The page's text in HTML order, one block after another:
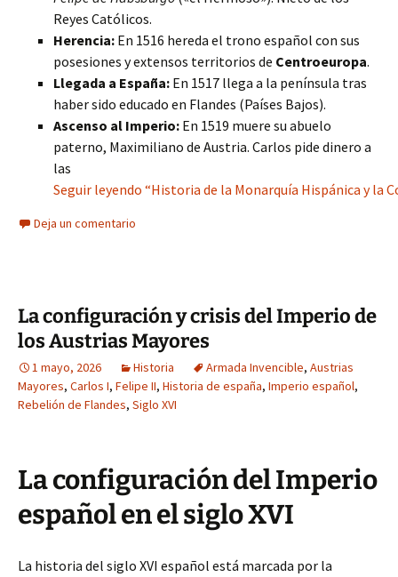
Reyes Católicos.
Herencia: En 1516 hereda el trono español con sus
posesiones y extensos territorios de Centroeuropa.
Llegada a España: En 1517 llega a la península tras
haber sido educado en Flandes (Países Bajos).
Ascenso al Imperio: En 1519 muere su abuelo
paterno, Maximiliano de Austria. Carlos pide dinero a
las
Seguir leyendo “Historia de la Monarquía Hispánica y la
Deja un comentario
La configuración y crisis del Imperio de
los Austrias Mayores
1 mayo, 2026 Historia Armada Invencible, Austrias
Mayores, Carlos I, Felipe II, Historia de españa, Imperio español,
Rebelión de Flandes, Siglo XVI
La configuración del Imperio
español en el siglo XVI
La historia del siglo XVI español está marcada por la